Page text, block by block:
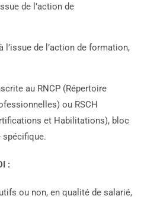
de l’action de
l’issue de l’action de formation,
au RNCP (Répertoire
ou RSCH
et Habilitations), bloc
spécifique.
:
ou non, en qualité de salarié,